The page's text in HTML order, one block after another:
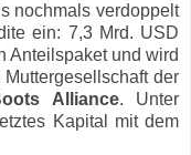
nochmals verdoppelt
ein: 7,3 Mrd. USD
Anteilspaket und wird
der
Alliance. Unter
Kapital mit dem